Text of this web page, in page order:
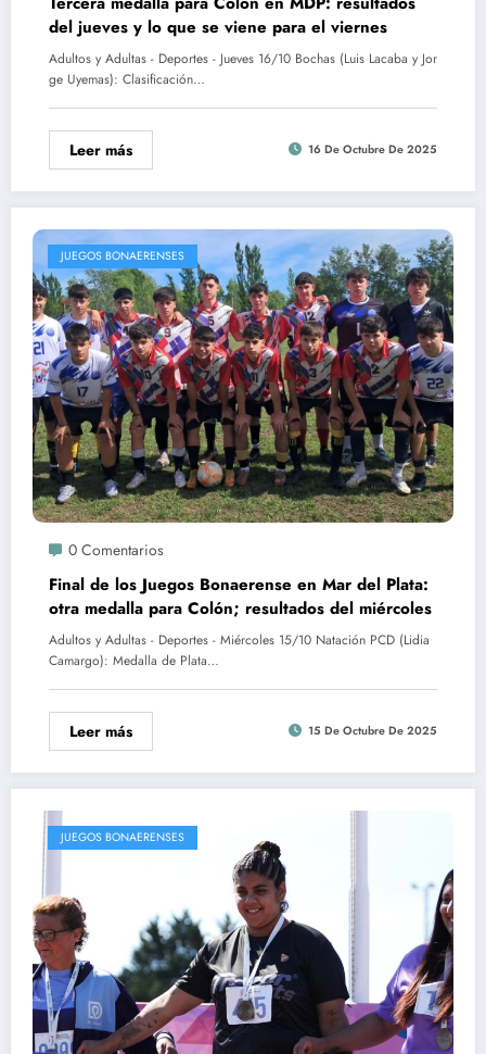
del jueves y lo que se viene para el viernes
Adultos y Adultas - Deportes - Jueves 16/10 Bochas (Luis Lacaba y Jor
ge Uyemas): Clasificación…
Leer más 16 De Octubre De 2025
JUEGOS BONAERENSES
0 Comentarios
Final de los Juegos Bonaerense en Mar del Plata:
otra medalla para Colón; resultados del miércoles
Adultos y Adultas - Deportes - Miércoles 15/10 Natación PCD (Lidia
Camargo): Medalla de Plata…
Leer más 15 De Octubre De 2025
JUEGOS BONAERENSES